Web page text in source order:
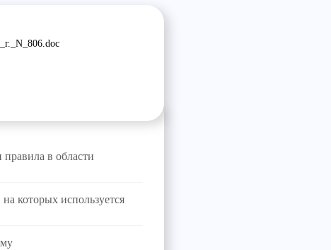
в области
которых используется